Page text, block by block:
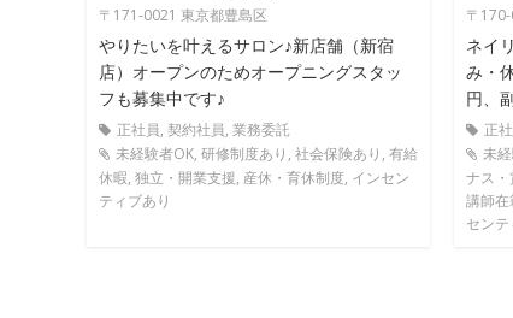
〒171-0021 東京都豊島区
やりたいを叶えるサロン♪新店舗（新宿
店）オープンのためオープニングスタッ
フも募集中です♪
正社員, 契約社員, 業務委託
未経験者OK, 研修制度あり, 社会保険あり, 有給
休暇, 独立・開業支援, 産休・育休制度, インセン
ティブあり
〒
ネイ
み・
円、
正
未
ナス・
講師在
センテ